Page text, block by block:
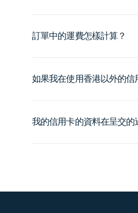
訂單中的運費怎樣計算？
如果我在使用香港以外的
我的信用卡的資料在呈交的